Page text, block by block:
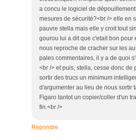
a concu le logiciel de
mesures de sécurité?<br /> elle en
pauvre stella mais elle y croit tout
gourou lui a dit que c'etait bon pour
nous reproche de cracher sur les
pales commentaires, il y a de quoi
<br /> et puis, stella, cesse donc de
sortir des trucs un minimum
d'argumenter au lieu de nous sortir
Figaro tantot un copier/coller d'un
fin.<br />
Répondre